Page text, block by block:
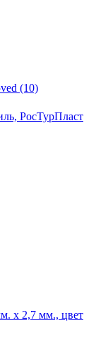
РосТурПласт
х 2,7 мм., цвет